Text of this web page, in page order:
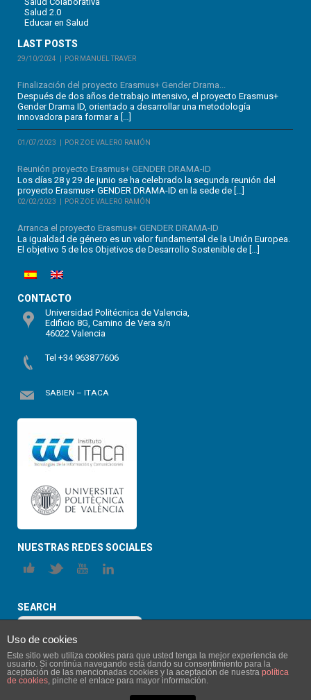
Salud 2.0
Educar en Salud
LAST POSTS
29/10/2024 POR MANUEL TRAVER
Finalización del proyecto Erasmus+ Gender Drama...
Después de dos años de trabajo intensivo, el proyecto Erasmus+
Gender Drama ID, orientado a desarrollar una metodología
innovadora para formar a […]
01/07/2023 POR ZOE VALERO RAMÓN
Reunión proyecto Erasmus+ GENDER DRAMA-ID
Los días 28 y 29 de junio se ha celebrado la segunda reunión del
proyecto Erasmus+ GENDER DRAMA-ID en la sede de […]
02/02/2023 POR ZOE VALERO RAMÓN
Arranca el proyecto Erasmus+ GENDER DRAMA-ID
La igualdad de género es un valor fundamental de la Unión Europea.
El objetivo 5 de los Objetivos de Desarrollo Sostenible de […]
CONTACTO
Universidad Politécnica de Valencia,
Edificio 8G, Camino de Vera s/n
46022 Valencia
Tel +34 963877606
SABIEN – ITACA
NUESTRAS REDES SOCIALES
SEARCH
Uso de cookies
Este sitio web utiliza cookies para que usted tenga la mejor experiencia de
usuario. Si continúa navegando está dando su consentimiento para la
aceptación de las mencionadas cookies y la aceptación de nuestra política
de cookies, pinche el enlace para mayor información.